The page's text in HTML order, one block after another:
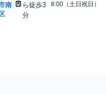
南
区
ら徒歩3
分
8:00（土日祝日）